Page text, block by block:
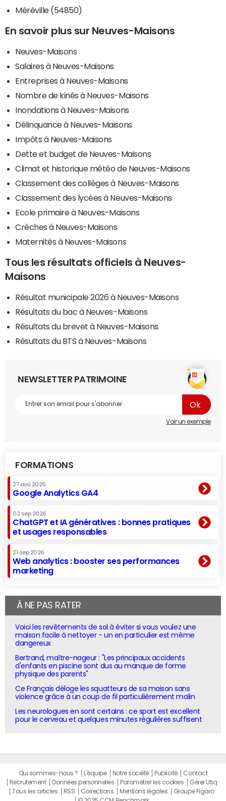
Méréville (54850)
En savoir plus sur Neuves-Maisons
Neuves-Maisons
Salaires à Neuves-Maisons
Entreprises à Neuves-Maisons
Nombre de kinés à Neuves-Maisons
Inondations à Neuves-Maisons
Délinquance à Neuves-Maisons
Impôts à Neuves-Maisons
Dette et budget de Neuves-Maisons
Climat et historique météo de Neuves-Maisons
Classement des collèges à Neuves-Maisons
Classement des lycées à Neuves-Maisons
Ecole primaire à Neuves-Maisons
Crèches à Neuves-Maisons
Maternités à Neuves-Maisons
Tous les résultats officiels à Neuves-
Maisons
Résultat municipale 2026 à Neuves-Maisons
Résultats du bac à Neuves-Maisons
Résultats du brevet à Neuves-Maisons
Résultats du BTS à Neuves-Maisons
NEWSLETTER PATRIMOINE
Voir un exemple
FORMATIONS
27 aoû 2026
Google Analytics GA4
03 sep 2026
ChatGPT et IA génératives : bonnes pratiques
et usages responsables
21 sep 2026
Web analytics : booster ses performances
marketing
À NE PAS RATER
Voici les revêtements de sol à éviter si vous voulez une
maison facile à nettoyer - un en particulier est même
dangereux
Bertrand, maître-nageur : "Les principaux accidents
d'enfants en piscine sont dus au manque de forme
physique des parents"
Ce Français déloge les squatteurs de sa maison sans
violence grâce à un coup de fil particulièrement malin
Les neurologues en sont certains : ce sport est excellent
pour le cerveau et quelques minutes régulières suffisent
Qui sommes-nous ? L'équipe Notre société Publicité
Contact
Recrutement
Données personnelles Paramétrer les cookies
Gérer Utiq
Tous les articles
RSS Corrections Mentions légales
Groupe Figaro